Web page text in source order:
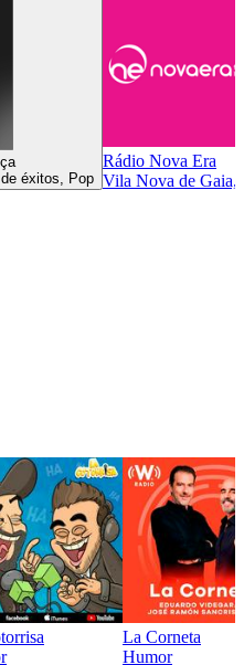
éxitos, Pop
Rádio Nova Era
Vila Nova de Gaia,
La Corneta
Humor